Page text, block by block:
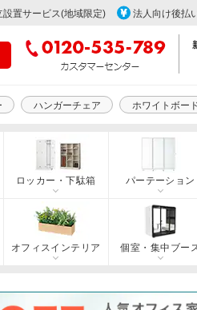
設置サービス(地域限定) 法人向け後払
ハンガーチェア ホワイトボー
ロッカー・下駄箱 パーテーション
オフィスインテリア 個室・集中ブース